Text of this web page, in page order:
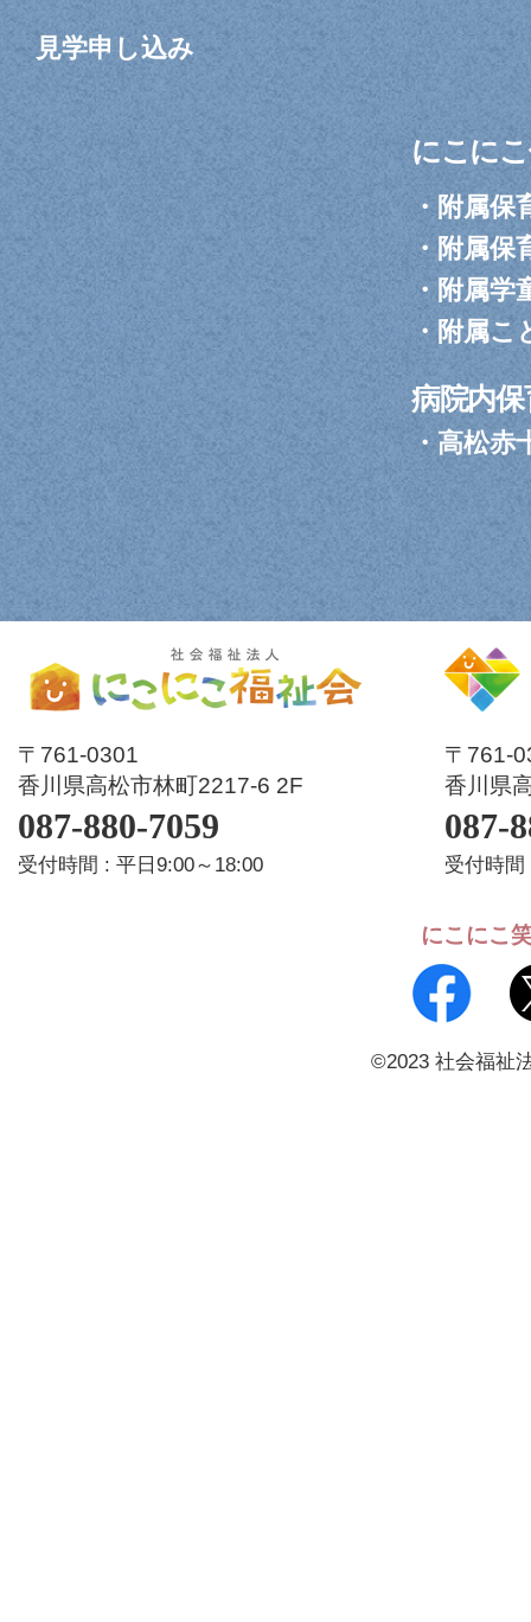
にこに
・ 附属保
・附属保
・附属学
・ 附属こ
病院内保
・高松赤
見学申し込み
〒761-0301
香川県高松市林町2217-6 2F
087-880-7059
受付時間 : 平日9:00～18:00
〒
香川県
087-
受付時間
にこにこ
©2023 社会福祉